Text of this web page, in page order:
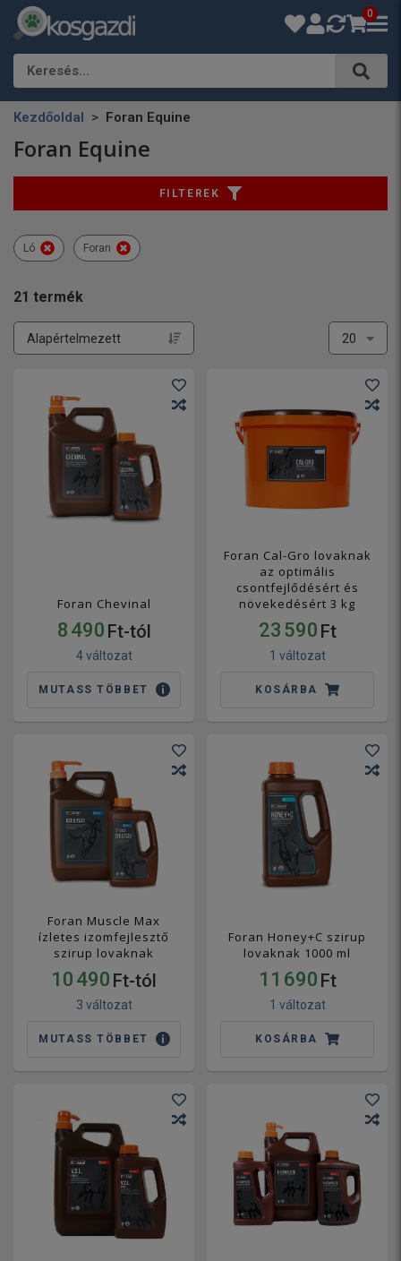
0
Keresés…
Kezdőoldal Foran Equine
Foran Equine
21 termék
FILTEREK
Ló Foran
Foran Chevinal
8 490 Ft-tól
4 változat
MUTASS TÖBBET
Foran Cal-Gro lovaknak
az optimális
csontfejlődésért és
növekedésért 3 kg
23 590 Ft
1 változat
KOSÁRBA
Foran Muscle Max
ízletes izomfejlesztő
szirup lovaknak
10 490 Ft-tól
3 változat
MUTASS TÖBBET
Foran Honey+C szirup
lovaknak 1000 ml
11 690 Ft
1 változat
KOSÁRBA